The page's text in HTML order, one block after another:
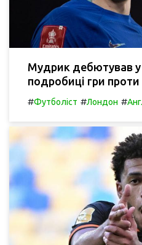
Мудрик дебютував у
подробиці гри
#Футболіст #Лондон #